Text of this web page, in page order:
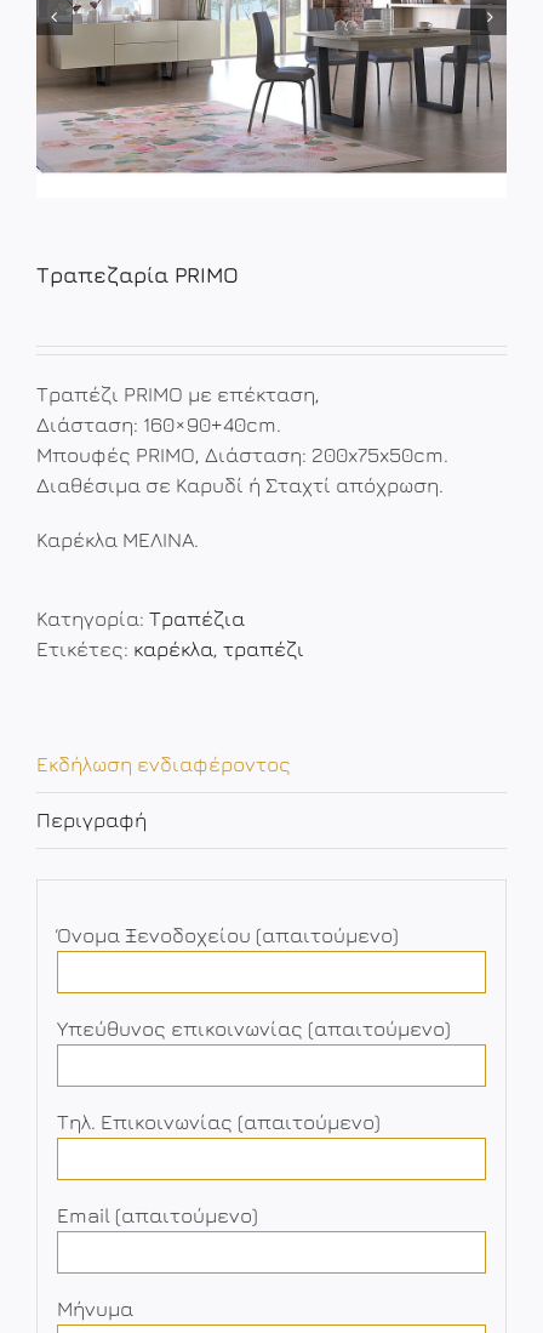
Τραπεζαρία PRIMO
Τραπέζι PRIMO με επέκταση,
Διάσταση: 160×90+40cm.
Μπουφές PRIMO, Διάσταση: 200x75x50cm.
Διαθέσιμα σε Καρυδί ή Σταχτί απόχρωση.
Καρέκλα ΜΕΛΙΝΑ.
Κατηγορία: Τραπέζια
Ετικέτες: καρέκλα, τραπέζι
Εκδήλωση ενδιαφέροντος
Περιγραφή
Όνομα Ξενοδοχείου (απαιτούμενο)
Υπεύθυνος επικοινωνίας (απαιτούμενο)
Τηλ. Επικοινωνίας (απαιτούμενο)
Email (απαιτούμενο)
Μήνυμα